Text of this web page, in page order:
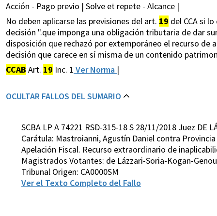
Acción - Pago previo | Solve et repete - Alcance |
No deben aplicarse las previsiones del art. 19 del CCA si
decisión ".que imponga una obligación tributaria de dar
disposición que rechazó por extemporáneo el recurso de
decisión que carece en sí misma de un contenido
CCAB Art. 19 Inc. 1 Ver Norma |
OCULTAR FALLOS DEL SUMARIO
SCBA LP A 74221 RSD-315-18 S 28/11/2018 Juez DE
Carátula: Mastroianni, Agustín Daniel contra
Apelación Fiscal. Recurso extraordinario de
Magistrados Votantes: de Lázzari-Soria-Kogan-
Tribunal Origen: CA0000SM
Ver el Texto Completo del Fallo